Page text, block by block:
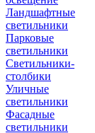
Ландшафтные
светильники
Парковые
светильники
Светильники-
столбики
Уличные
светильники
Фасадные
светильники